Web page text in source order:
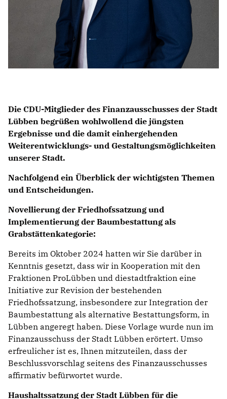
Die CDU-Mitglieder des Finanzausschusses der Stadt
Lübben begrüßen wohlwollend die jüngsten
Ergebnisse und die damit einhergehenden
Weiterentwicklungs- und Gestaltungsmöglichkeiten
unserer Stadt.
Nachfolgend ein Überblick der wichtigsten Themen
und Entscheidungen.
Novellierung der Friedhofssatzung und
Implementierung der Baumbestattung als
Grabstättenkategorie:
Bereits im Oktober 2024 hatten wir Sie darüber in
Kenntnis gesetzt, dass wir in Kooperation mit den
Fraktionen ProLübben und diestadtfraktion eine
Initiative zur Revision der bestehenden
Friedhofssatzung, insbesondere zur Integration der
Baumbestattung als alternative Bestattungsform, in
Lübben angeregt haben. Diese Vorlage wurde nun im
Finanzausschuss der Stadt Lübben erörtert. Umso
erfreulicher ist es, Ihnen mitzuteilen, dass der
Beschlussvorschlag seitens des Finanzausschusses
affirmativ befürwortet wurde.
Haushaltssatzung der Stadt Lübben für die